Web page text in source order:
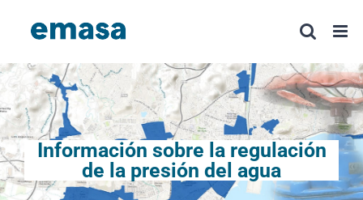
Información sobre la regulación
de la presión del agua